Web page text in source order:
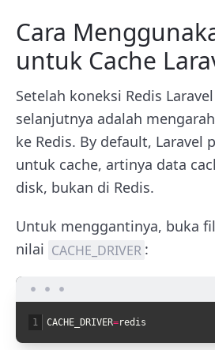
Cara
untuk Cache
Setelah koneksi Redis
selanjutnya adalah
ke Redis. By default, Laravel
untuk cache, artinya data
disk, bukan di Redis.
Untuk menggantinya, buka
nilai CACHE_DRIVER :
1 CACHE_DRIVER=redis